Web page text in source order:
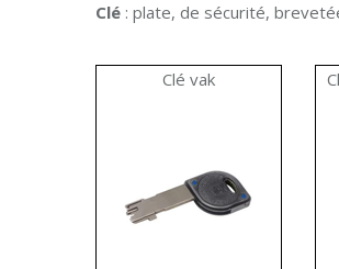
Clé : plate, de sécurité,
Clé vak